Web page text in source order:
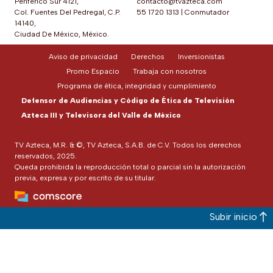
Col. Fuentes Del Pedregal, C.P.
14140,
Ciudad De México, México.
55 1720 1313
Conmutador
TV Azteca, M.R. & ©, TV Azteca, S.A.B. de C.V. Todos los derechos
reservados, 2025.
Queda prohibida la reproducción total o parcial sin la autorización
previa, expresa y por escrito de su titular.
Aviso de privacidad Derechos
Inversionistas
Promo Espacio
Trabaja con nosotros
Programa de ética, integridad y cumplimiento
Defensor de Audiencias y Código de Ética de Televisión
Azteca III y Televisora del Valle de México
Subir inicio